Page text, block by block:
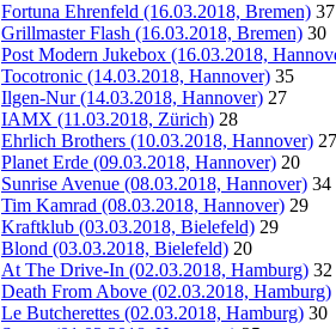
Fortuna Ehrenfeld (16.03.2018, Bremen) 37
Grillmaster Flash (16.03.2018, Bremen) 30
Post Modern Jukebox (16.03.2018,
Tocotronic (14.03.2018, Hannover) 35
Ilgen-Nur (14.03.2018, Hannover) 27
IAMX (11.03.2018, Zürich) 28
Ehrlich Brothers (10.03.2018, Hannover) 27
Planet Erde (09.03.2018, Hannover) 20
Sunrise Avenue (08.03.2018, Hannover) 34
Tim Kamrad (08.03.2018, Hannover) 29
Kraftklub (03.03.2018, Bielefeld) 29
Blond (03.03.2018, Bielefeld) 20
At The Drive-In (02.03.2018, Hamburg) 32
Death From Above (02.03.2018, Hamburg)
Le Butcherettes (02.03.2018, Hamburg) 30